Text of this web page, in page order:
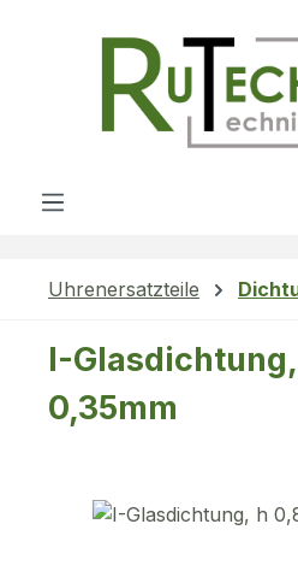
Uhrenersatzteile
I-
0,35mm
Bildergalerie überspringen